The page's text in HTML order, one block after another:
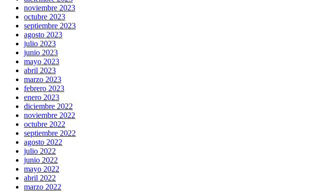
noviembre 2023
octubre 2023
septiembre 2023
agosto 2023
julio 2023
junio 2023
mayo 2023
abril 2023
marzo 2023
febrero 2023
enero 2023
diciembre 2022
noviembre 2022
octubre 2022
septiembre 2022
agosto 2022
julio 2022
junio 2022
mayo 2022
abril 2022
marzo 2022